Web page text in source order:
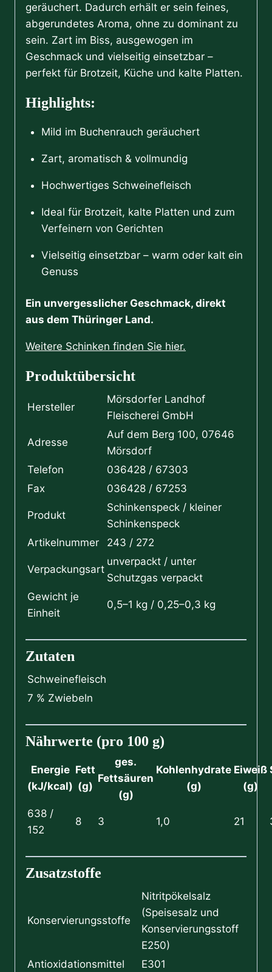
geräuchert. Dadurch erhält er sein feines,
abgerundetes Aroma, ohne zu dominant zu
sein. Zart im Biss, ausgewogen im
Geschmack und vielseitig einsetzbar –
perfekt für Brotzeit, Küche und kalte Platten.
Highlights:
Mild im Buchenrauch geräuchert
Zart, aromatisch & vollmundig
Hochwertiges Schweinefleisch
Ideal für Brotzeit, kalte Platten und zum
Verfeinern von Gerichten
Vielseitig einsetzbar – warm oder kalt ein
Genuss
Ein unvergesslicher Geschmack, direkt
aus dem Thüringer Land.
Weitere Schinken finden Sie hier.
Produktübersicht
Hersteller
Mörsdorfer Landhof
Fleischerei GmbH
Adresse
Auf dem Berg 100, 07646
Mörsdorf
Telefon
036428 / 67303
Fax
036428 / 67253
Produkt
Schinkenspeck / kleiner
Schinkenspeck
Artikelnummer
243 / 272
Verpackungsart
unverpackt / unter
Schutzgas verpackt
Gewicht je
Einheit
0,5–1 kg / 0,25–0,3 kg
Zutaten
Schweinefleisch
7 % Zwiebeln
Nährwerte (pro 100 g)
Energie
(kJ/kcal)
Fett
(g)
ges.
Fettsäuren
(g)
Kohlenhydrate
(g)
Eiweiß
(g)
638 /
152
8 3 1,0 21
Zusatzstoffe
Konservierungsstoffe
Nitritpökelsalz
(Speisesalz und
Konservierungsstoff
E250)
Antioxidationsmittel
E301